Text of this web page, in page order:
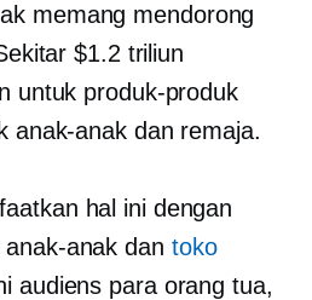
memang mendorong
$1.2 triliun
untuk produk-produk
anak-anak dan remaja.
hal ini dengan
anak dan toko
audiens para orang tua,